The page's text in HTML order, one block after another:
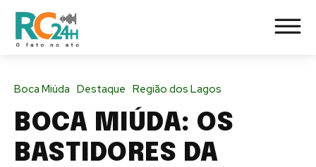
Boca Miúda Destaque Região dos Lagos
BOCA MIÚDA: OS
BASTIDORES DA